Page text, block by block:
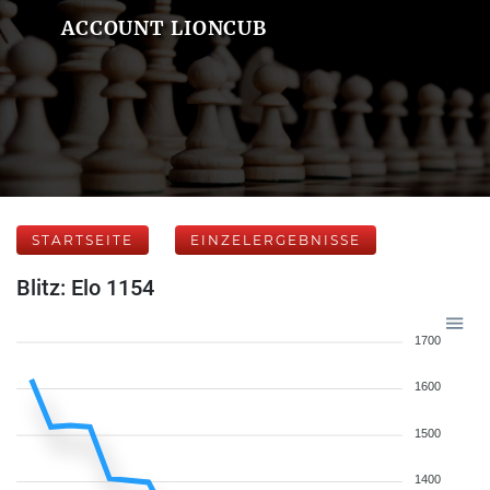
ACCOUNT LIONCUB
STARTSEITE EINZELERGEBNISSE
Blitz: Elo 1154
1700
1600
1500
1400